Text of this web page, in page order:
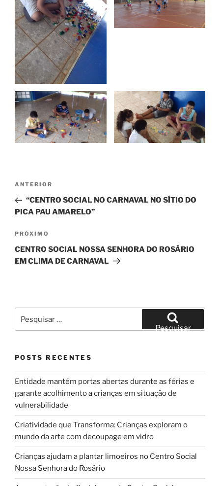
Navegação
Post
Post
anterior
ANTERIOR
“CENTRO SOCIAL NO CARNAVAL NO SÍTIO DO
PICA PAU AMARELO”
Próximo
post
PRÓXIMO
CENTRO SOCIAL NOSSA SENHORA DO ROSÁRIO
EM CLIMA DE CARNAVAL
por:
Pesquisar
POSTS RECENTES
Entidade mantém portas abertas durante as férias e
garante acolhimento a crianças em situação de
vulnerabilidade
Criatividade que Transforma: Crianças exploram o
mundo da arte com decoupage em vidro
Crianças ajudam a plantar limoeiros no Centro Social
Nossa Senhora do Rosário